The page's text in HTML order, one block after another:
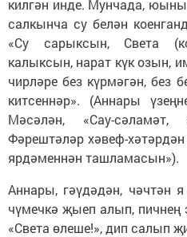
килгән инде. Мунчада,
салкынча су белән
«Су сарыксын, Света
калыксын, нарат күк озын,
чирләре без күрмәгән, без
китсеннәр». (Аннары
Мәсәлән, «Сау-
Фәрештәләр хәвеф-
ярдәменнән ташламасын»).
Аннары, гәүдәдән, чәчтән
чүмечкә җыеп алып, пичнең
«Света өлеше!», дип салып